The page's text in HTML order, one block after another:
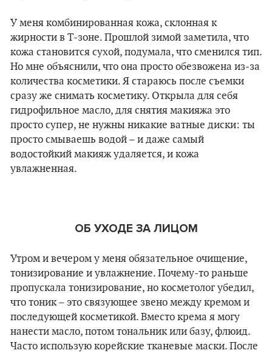
У меня комбинированная кожа, склонная к
жирности в Т-зоне. Прошлой зимой заметила, что
кожа становится сухой, подумала, что сменился тип.
Но мне объяснили, что она просто обезвожена из-за
количества косметики. Я стараюсь после съемки
сразу же снимать косметику. Открыла для себя
гидрофильное масло, для снятия макияжа это
просто супер, не нужны никакие ватные диски: ты
просто смываешь водой – и даже самый
водостойкий макияж удаляется, и кожа
увлажненная.
ОБ УХОДЕ ЗА ЛИЦОМ
Утром и вечером у меня обязательное очищение,
тонизирование и увлажнение. Почему-то раньше
пропускала тонизирование, но косметолог убедил,
что тоник – это связующее звено между кремом и
последующей косметикой. Вместо крема я могу
нанести масло, потом тональник или базу, флюид.
Часто использую корейские тканевые маски. После